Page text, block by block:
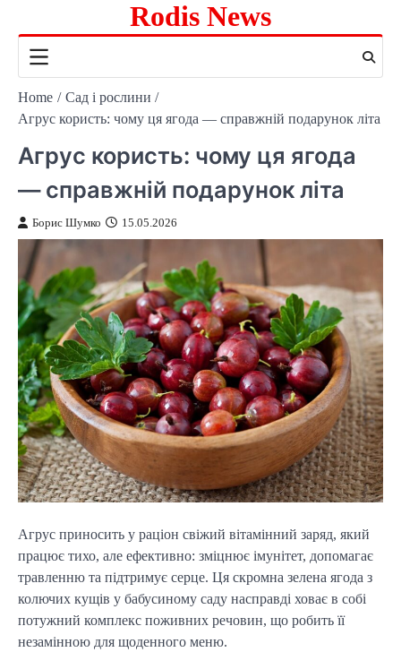
content
Rodis News
Home
Сад і рослини
Агрус користь: чому ця ягода — справжній подарунок літа
Агрус користь: чому ця ягода
— справжній подарунок літа
Борис Шумко 15.05.2026
Агрус приносить у раціон свіжий вітамінний заряд, який
працює тихо, але ефективно: зміцнює імунітет, допомагає
травленню та підтримує серце. Ця скромна зелена ягода з
колючих кущів у бабусиному саду насправді ховає в собі
потужний комплекс поживних речовин, що робить її
незамінною для щоденного меню.